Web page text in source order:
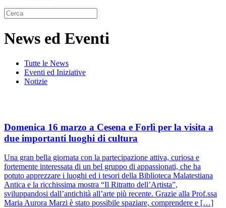
News ed Eventi
Tutte le News
Eventi ed Iniziative
Notizie
Domenica 16 marzo a Cesena e Forlì per la visita a
due importanti luoghi di cultura
Una gran bella giornata con la partecipazione attiva, curiosa e
fortemente interessata di un bel gruppo di appassionati, che ha
potuto apprezzare i luoghi ed i tesori della Biblioteca Malatestiana
Antica e la ricchissima mostra “Il Ritratto dell’Artista”,
sviluppandosi dall’antichità all’arte più recente. Grazie alla Prof.ssa
Maria Aurora Marzi è stato possibile spaziare, comprendere e […]